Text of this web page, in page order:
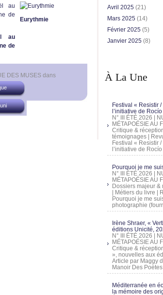
au
de
Eurythmie
DES MUSES dans
Avril 2025 (21)
Mars 2025 (14)
Février 2025 (5)
Janvier 2025 (8)
À La Une
Festival « Resistir
l’initiative de
N° III ÉTÉ 2026 |
MÉTAPOÉSIE AU
Critique &
témoignages |
Festival « Resistir
l’initiative de
Pourquoi je me
N° III ÉTÉ 2026 |
MÉTAPOÉSIE AU
Dossiers majeur &
| Métiers du livre |
Pourquoi je me
photographie
Irène Shraer, «
éditions Unicité,
N° III ÉTÉ 2026 |
MÉTAPOÉSIE AU
Critique &
», nouvelles aux
Article par Maggy
Manoir Des Poètes
Méditerranée en
la mémoire des